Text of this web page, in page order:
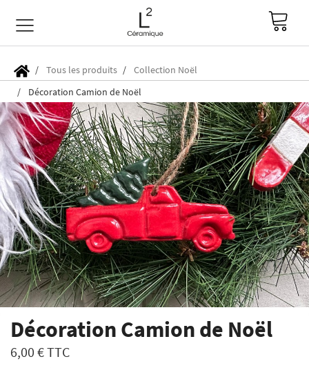
Tous les produits
Collection Noël
Décoration Camion de Noël
Décoration Camion de Noël
6,00 €TTC